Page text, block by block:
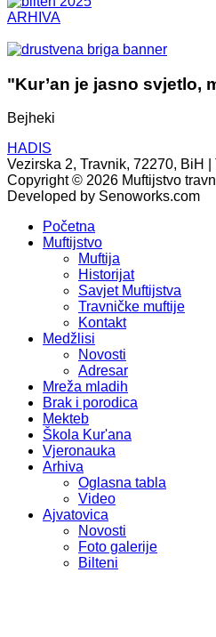
ARHIVA
"Kur’an je jasno svjetlo,
Bejheki
HADIS
Vezirska 2, Travnik, 72270, BiH
Copyright © 2026 Muftijstvo
Developed by Senoworks.com
Početna
Muftijstvo
Muftija
Historijat
Savjet Muftijstva
Travničke muftije
Kontakt
Medžlisi
Novosti
Adresar
Mreža mladih
Brak i porodica
Mekteb
Škola Kur'ana
Vjeronauka
Arhiva
Oglasna tabla
Video
Ajvatovica
Novosti
Foto galerije
Bilteni